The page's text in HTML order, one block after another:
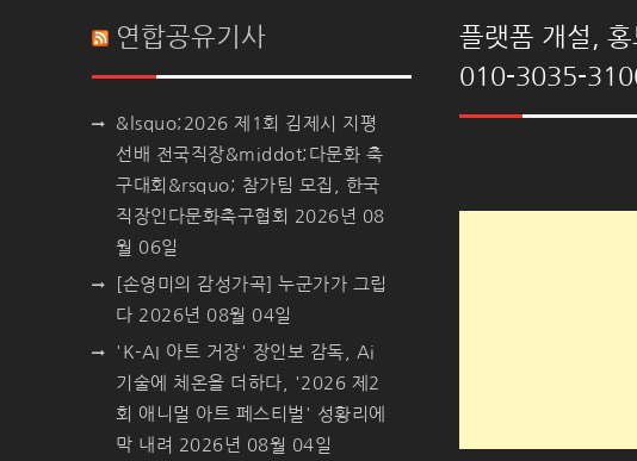
연합공유기사
&lsquo;2026 제1회 김제시 지평
선배 전국직장&middot;다문화 축
구대회&rsquo; 참가팀 모집, 한국
직장인다문화축구협회 2026년 08
월 06일
[손영미의 감성가곡] 누군가가 그립
다 2026년 08월 04일
'K-AI 아트 거장' 장인보 감독, Ai
기술에 체온을 더하다, '2026 제2
회 애니멀 아트 페스티벌' 성황리에
막 내려 2026년 08월 04일
플랫폼 개설,
010-3035-